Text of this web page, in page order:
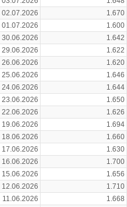
02.07.2026
1.670
01.07.2026
1.600
30.06.2026
1.642
29.06.2026
1.622
26.06.2026
1.620
25.06.2026
1.646
24.06.2026
1.644
23.06.2026
1.650
22.06.2026
1.626
19.06.2026
1.694
18.06.2026
1.660
17.06.2026
1.630
16.06.2026
1.700
15.06.2026
1.656
12.06.2026
1.710
11.06.2026
1.668